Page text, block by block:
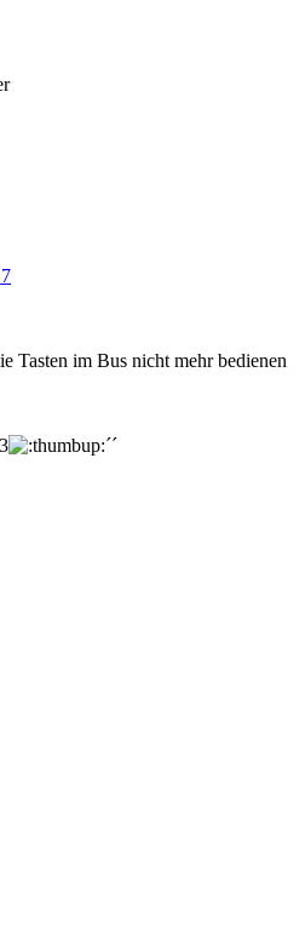
Tasten im Bus nicht mehr bedienen
´´